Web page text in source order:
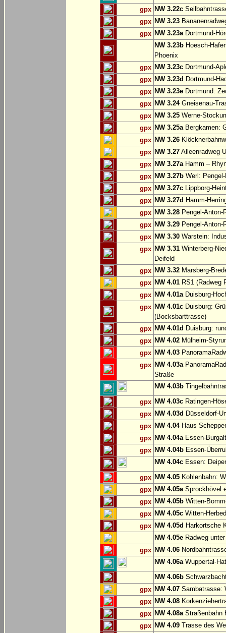
gpx NW 3.22c
gpx NW 3.23
gpx NW 3.23aDortmund-
NW 3.23b Hoesch-
Phoenix
gpx NW 3.23c Dortmund-
gpx NW 3.23d Dortmund-
gpx NW 3.23e Dortmund:
gpx NW 3.24Gneisenau-
gpx NW 3.25 Werne-
gpx NW 3.25aBergkamen:
gpx NW 3.26
gpx NW 3.27 Alleenradweg
gpx NW 3.27aHamm –
gpx NW 3.27b Werl:
gpx NW 3.27c Lippborg-
gpx NW 3.27d Hamm-
gpx NW 3.28 Pengel-
gpx NW 3.29 Pengel-Anton-
gpx NW 3.30 Warstein:
gpx NW 3.31 Winterberg-
Deifeld
gpx NW 3.32 Marsberg-
gpx NW 4.01 RS1 (Radweg
gpx NW 4.01aDuisburg-
gpx NW 4.01c Duisburg:
(Bocksbarttrasse)
gpx NW 4.01d Duisburg:
gpx NW 4.02 Mülheim-
gpx NW 4.03
gpx NW 4.03a
Straße
NW 4.03b
gpx NW 4.03c Ratingen-
gpx NW 4.03d Düsseldorf-
gpx NW 4.04Haus
gpx NW 4.04aEssen-
gpx NW 4.04b Essen-
NW 4.04c Essen:
gpx NW 4.05 Kohlenbahn:
gpx NW 4.05aSprockhövel
gpx NW 4.05b Witten-
gpx NW 4.05c Witten-
gpx NW 4.05d Harkortsche
NW 4.05e Radweg
gpx NW 4.06
NW 4.06aWuppertal-
NW 4.06b
gpx NW 4.07 Sambatrasse:
gpx NW 4.08
gpx NW 4.08aStraßenbahn
gpx NW 4.09 Trasse des